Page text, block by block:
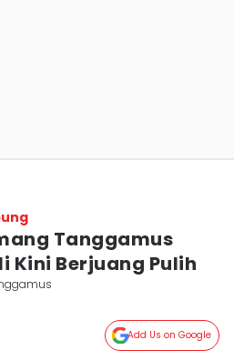
Tanggamus
Kini Berjuang Pulih
Add Us on Google